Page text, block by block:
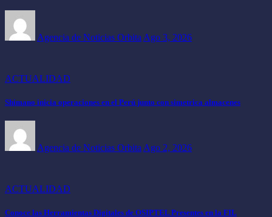
Agencia de Noticias Orbita Ago 3, 2026
ACTUALIDAD
Shimano inicia operaciones en el Perú junto con simetrica almacenes
Agencia de Noticias Orbita Ago 2, 2026
ACTUALIDAD
Conoce las Herramientas Digitales de OSIPTEL Presentes en la FIL